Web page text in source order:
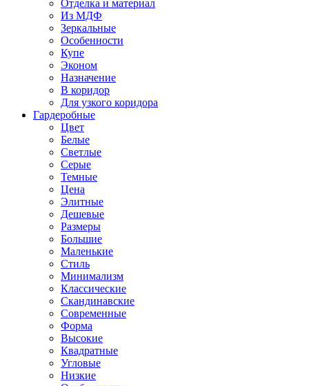
Отделка и материал
Из МДФ
Зеркальные
Особенности
Купе
Эконом
Назначение
В коридор
Для узкого коридора
Гардеробные
Цвет
Белые
Светлые
Серые
Темные
Цена
Элитные
Дешевые
Размеры
Большие
Маленькие
Стиль
Минимализм
Классические
Скандинавские
Современные
Форма
Высокие
Квадратные
Угловые
Низкие